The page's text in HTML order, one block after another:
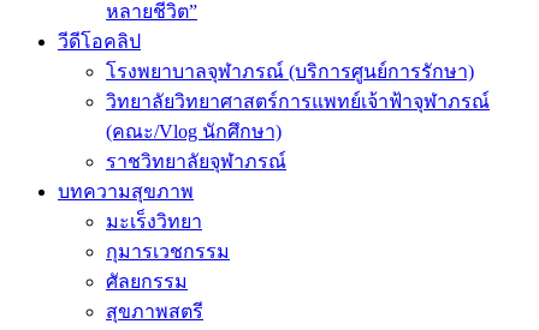
หลายชีวิต”
วีดีโอคลิป
โรงพยาบาลจุฬาภรณ์ (บริการศูนย์การรักษา)
วิทยาลัยวิทยาศาสตร์การแพทย์เจ้าฟ้าจุฬาภรณ์
(คณะ/Vlog นักศึกษา)
ราชวิทยาลัยจุฬาภรณ์
บทความสุขภาพ
มะเร็งวิทยา
กุมารเวชกรรม
ศัลยกรรม
สุขภาพสตรี